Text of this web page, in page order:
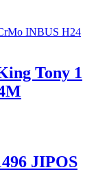
Tony 1
JIPOS